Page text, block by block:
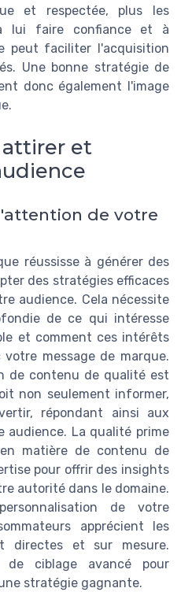
et respectée, plus les
lui faire confiance et à
peut faciliter l'acquisition
Une bonne stratégie de
donc également l'image
et
de votre
réussisse à générer des
des stratégies efficaces
audience. Cela nécessite
de ce qui intéresse
et comment ces intérêts
message de marque.
de contenu de qualité est
non seulement informer,
répondant ainsi aux
audience. La qualité prime
matière de contenu de
pour offrir des insights
autorité dans le domaine.
de votre
apprécient les
directes et sur mesure.
de ciblage avancé pour
stratégie gagnante.